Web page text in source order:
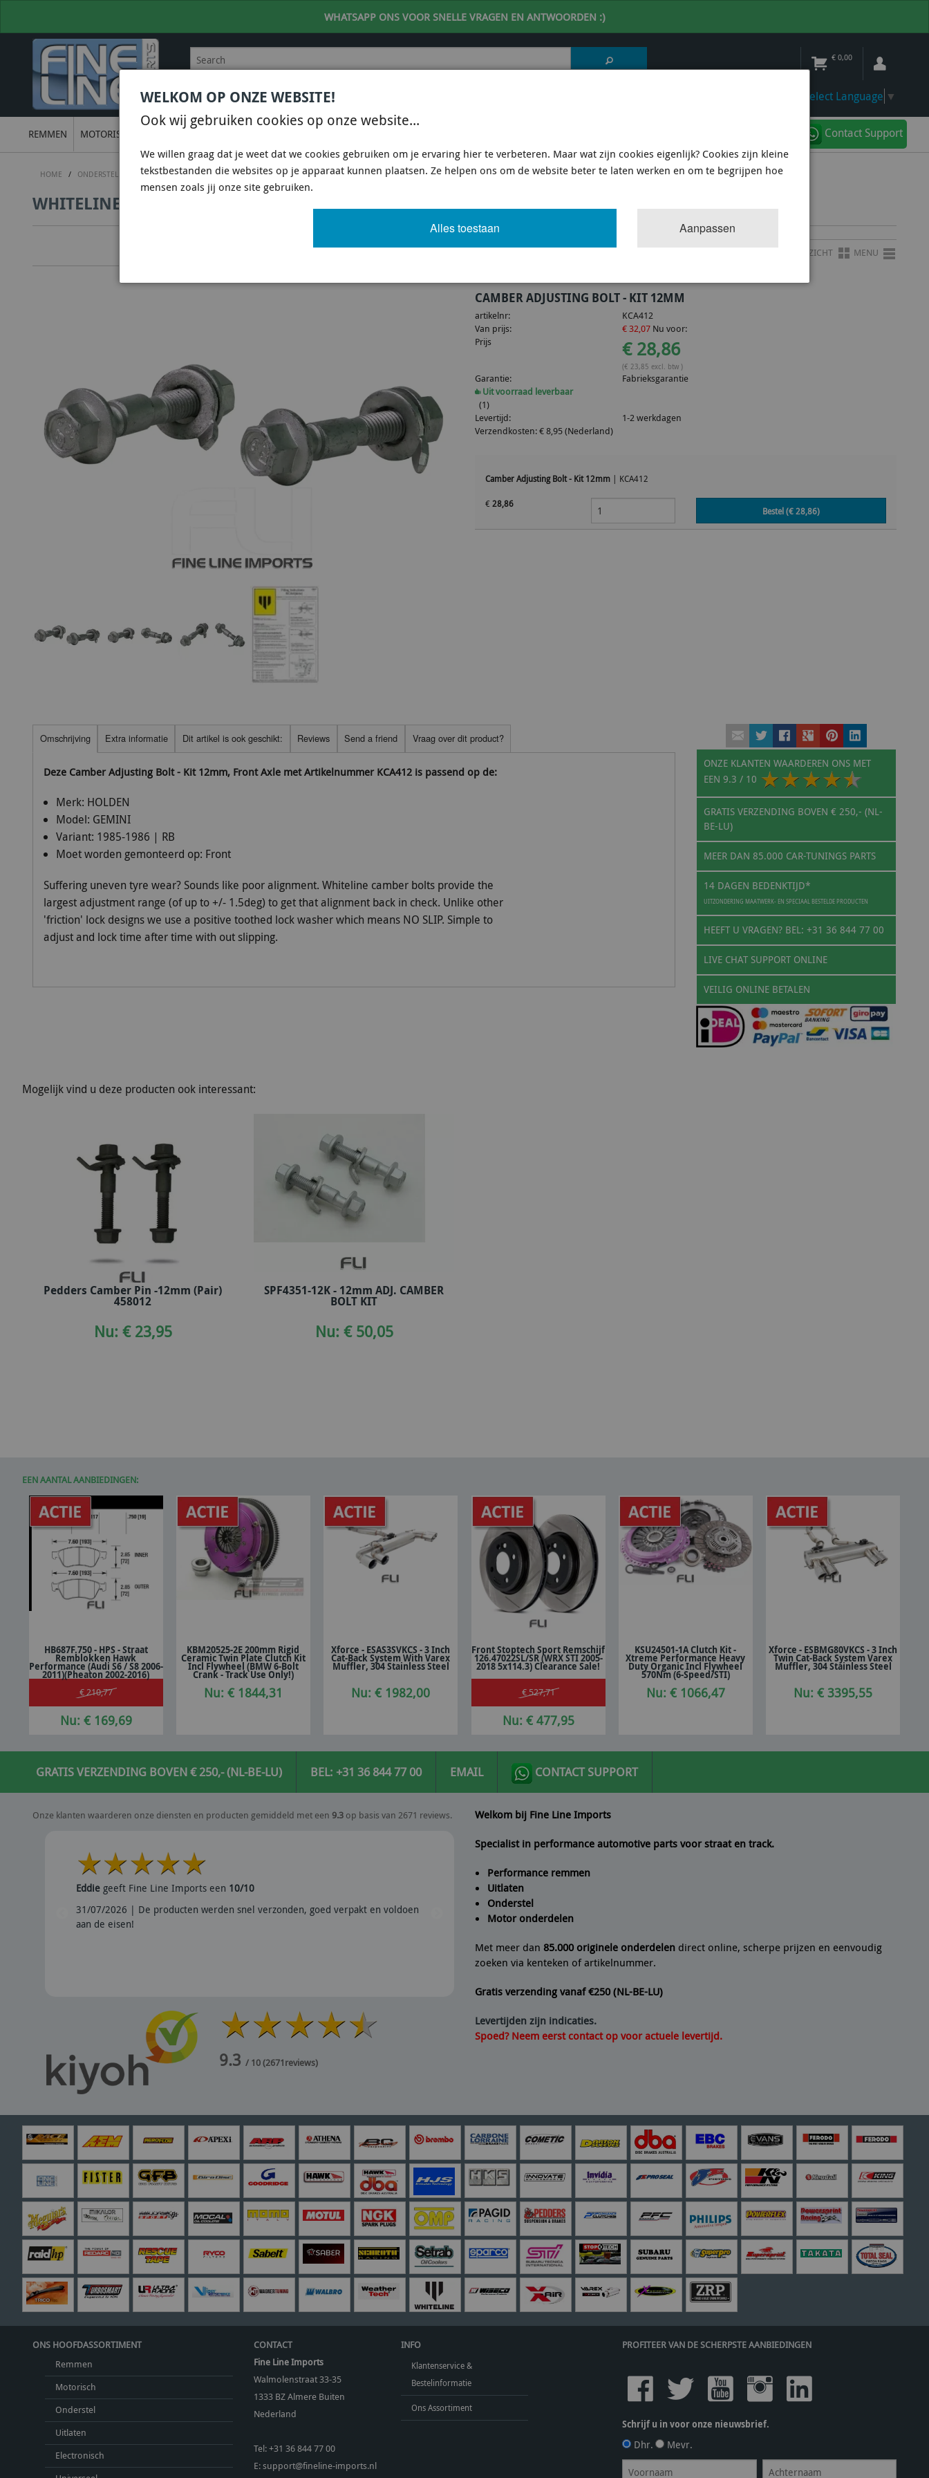
WHATSAPP ONS VOOR SNELLE VRAGEN EN ANTWOORDEN :)
€ 0,00
BEL +31 36 844 77 00VOOR DESKUNDIG ADVIES Select Language ▼
REMMEN MOTORISCH Contact Support
HOME / ONDERSTEL WHITELINE SUSPENSION & CHASSIS / WHITELINE KCA412 - CAMBER ADJUSTING BOLT - KIT 12MM
WHITELINE KCA412 - CAMBER ADJUSTING BOLT - KIT 12MM
Artikel725 van 3503 OVERZICHT MENU
CAMBER ADJUSTING BOLT - KIT 12MM
artikelnr:
KCA412
Van prijs:
€ 32,07 Nu voor:
Prijs
€ 28,86
(€ 23,85 excl. btw )
Garantie:
Fabrieksgarantie
Uit voorraad leverbaar
(1)
Levertijd:
1-2 werkdagen
Verzendkosten: € 8,95 (Nederland)
Camber Adjusting Bolt - Kit 12mm | KCA412
€ 28,86
Bestel (€28,86)
ONZE KLANTEN WAARDEREN ONS MET
EEN 9.3 / 10
GRATIS VERZENDING BOVEN € 250,- (NL-
BE-LU)
MEER DAN 85.000 CAR-TUNINGS PARTS
14 DAGEN BEDENKTIJD*
UITZONDERING MAATWERK- EN SPECIAAL BESTELDE PRODUCTEN
HEEFT U VRAGEN? BEL: +31 36 844 77 00
LIVE CHAT SUPPORT ONLINE
VEILIG ONLINE BETALEN
Omschrijving Extra informatie Dit artikel is ook geschikt: Reviews Send a friend Vraag over dit product?
Deze Camber Adjusting Bolt - Kit 12mm, Front Axle met Artikelnummer KCA412 is passend op de:
Merk: HOLDEN
Model: GEMINI
Variant: 1985-1986 | RB
Moet worden gemonteerd op: Front
Suffering uneven tyre wear? Sounds like poor alignment. Whiteline camber bolts provide the
largest adjustment range (of up to +/- 1.5deg) to get that alignment back in check. Unlike other
'friction' lock designs we use a positive toothed lock washer which means NO SLIP. Simple to
adjust and lock time after time with out slipping.
Mogelijk vind u deze producten ook interessant:
In winkelwagen
Pedders Camber Pin -12mm (Pair)
458012
Nu: € 23,95
In winkelwagen
SPF4351-12K - 12mm ADJ. CAMBER
BOLT KIT
Nu: € 50,05
EEN AANTAL AANBIEDINGEN:
In winkelwagen
HB687F.750 - HPS - Straat
Remblokken Hawk
Performance (Audi S6 / S8 2006-
2011)(Pheaton 2002-2016)
€ 210,77
Nu: € 169,69
In winkelwagen
KBM20525-2E 200mm Rigid
Ceramic Twin Plate Clutch Kit
Incl Flywheel (BMW 6-Bolt
Crank - Track Use Only!)
Nu: € 1844,31
In winkelwagen
Xforce - ESAS3SVKCS - 3 Inch
Cat-Back System With Varex
Muffler, 304 Stainless Steel
Nu: € 1982,00
In winkelwagen
Front Stoptech Sport Remschijf
126.47022SL/SR (WRX STI 2005-
2018 5x114.3) Clearance Sale!
€ 527,71
Nu: € 477,95
In winkelwagen
KSU24501-1A Clutch Kit -
Xtreme Performance Heavy
Duty Organic Incl Flywheel
570Nm (6-Speed/STI)
Nu: € 1066,47
In winkelwagen
Xforce - ESBMG80VKCS - 3 Inch
Twin Cat-Back System Varex
Muffler, 304 Stainless Steel
Nu: € 3395,55
GRATIS VERZENDING BOVEN € 250,- (NL-BE-LU) BEL: +31 36 844 77 00 EMAIL CONTACT SUPPORT
Onze klanten waarderen onze diensten en producten gemiddeld met een 9.3 op basis van 2671 reviews.
Eddiegeeft Fine Line Imports een 10/10
31/07/2026 | De producten werden snel verzonden, goed verpakt en voldoen
aan de eisen!
Petergeeft Fine Line Imports een
28/07/2026 | Snel verzonden en artikel helemaal volgens de beschrijving. Een
aanrader dus.
9.3/ 10(2671reviews)
Welkom bij Fine Line Imports
Specialist in performance automotive parts voor straat en track.
Performance remmen
Uitlaten
Onderstel
Motor onderdelen
Met meer dan 85.000 originele onderdelen direct online, scherpe prijzen en eenvoudig
zoeken via kenteken of artikelnummer.
Gratis verzending vanaf €250 (NL-BE-LU)
Levertijden zijn indicaties.
Spoed? Neem eerst contact op voor actuele levertijd.
ONS HOOFDASSORTIMENT
Remmen
Motorisch
Onderstel
Uitlaten
Electronisch
CONTACT
Fine Line Imports
Walmolenstraat 33-35
1333 BZAlmere Buiten
Nederland
Tel:+31 36 844 77 00
E:support@fineline-imports.nl
INFO
Klantenservice &
Bestelinformatie
Ons Assortiment
PROFITEER VAN DE SCHERPSTE AANBIEDINGEN
Schrijf u in voor onze nieuwsbrief.
Dhr. Mevr.
WELKOM OP ONZE WEBSITE!
Ook wij gebruiken cookies op onze website...
We willen graag dat je weet dat we cookies gebruiken om je ervaring hier te verbeteren. Maar wat zijn cookies eigenlijk? Cookies zijn kleine
tekstbestanden die websites op je apparaat kunnen plaatsen. Ze helpen ons om de website beter te laten werken en om te begrijpen hoe
mensen zoals jij onze site gebruiken.
Aanpassen
Alles toestaan